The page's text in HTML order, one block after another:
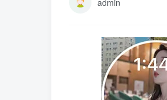
admin